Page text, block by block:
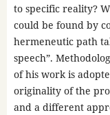
to specific reality?
could be found by
hermeneutic path
speech”.
of his work is
originality of the
and a different